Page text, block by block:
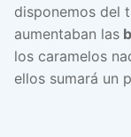
disponemos del
aumentaban las
los caramelos
ellos sumará un